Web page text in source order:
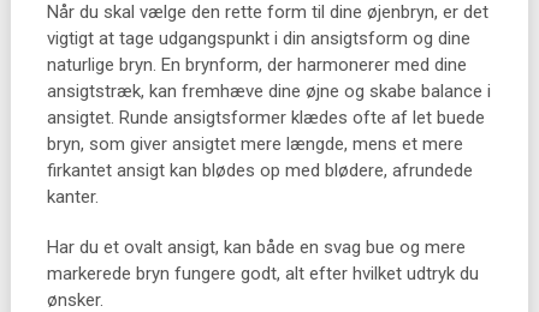
Når du skal vælge den rette form til dine øjenbryn, er det
vigtigt at tage udgangspunkt i din ansigtsform og dine
naturlige bryn. En brynform, der harmonerer med dine
ansigtstræk, kan fremhæve dine øjne og skabe balance i
ansigtet. Runde ansigtsformer klædes ofte af let buede
bryn, som giver ansigtet mere længde, mens et mere
firkantet ansigt kan blødes op med blødere, afrundede
kanter.
Har du et ovalt ansigt, kan både en svag bue og mere
markerede bryn fungere godt, alt efter hvilket udtryk du
ønsker.